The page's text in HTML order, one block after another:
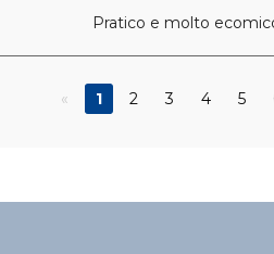
Pratico e molto
« 1 2 3 4 5